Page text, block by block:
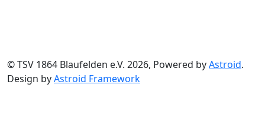
© TSV 1864 Blaufelden e.V. 2026, Powered byAstroid.
Design byAstroid Framework